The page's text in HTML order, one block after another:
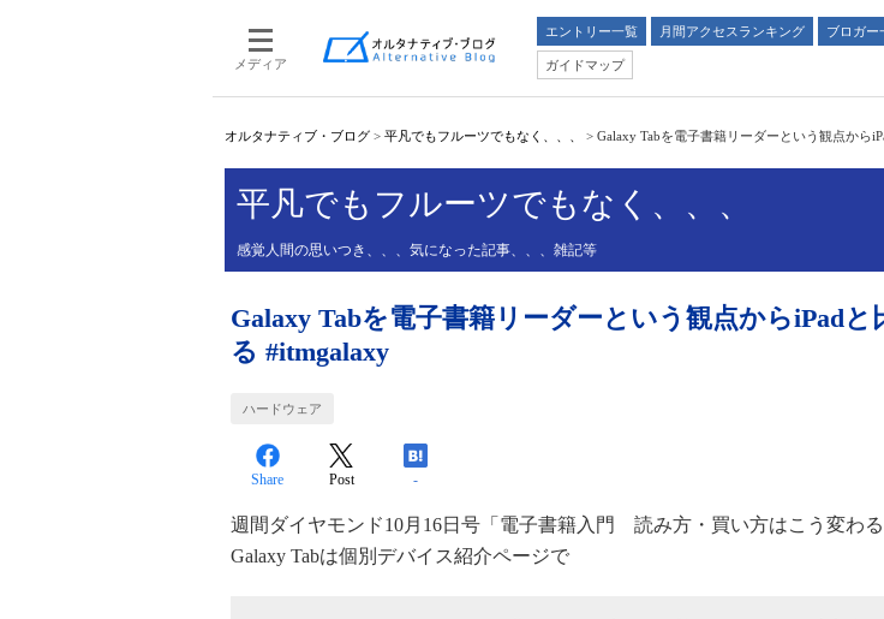
メディア
エントリー一覧 月間アクセスランキング ブロガー
ガイドマップ
オルタナティブ・ブログ > 平凡でもフルーツでもなく、、、 > Galaxy Tabを電子書籍リーダーという観点から
平凡でもフルーツでもなく、、、
感覚人間の思いつき、、、気になった記事、、、雑記等
Galaxy Tabを電子書籍リーダーという観点からiPadと
る #itmgalaxy
ハードウェア
Share Post -
週間ダイヤモンド10月16日号「電子書籍入門 読み方・買い方はこう変わ
Galaxy Tabは個別デバイス紹介ページで